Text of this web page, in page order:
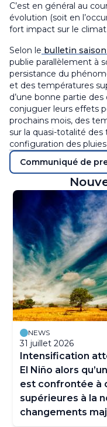
C’est en général au
évolution (soit en
fort impact sur le
Selon le bulletin
publie parallèlement à
persistance du
et des températures
d’une bonne partie
conjuguer leurs effets
prochains mois, des
sur la quasi-totalité
configuration des
Communiqué de
NEWS
31 juillet 2026
Intensification
El Niño alors
est confrontée à
supérieures à la
changements